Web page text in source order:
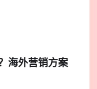
海外营销方案